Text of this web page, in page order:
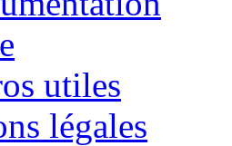
utiles
légales